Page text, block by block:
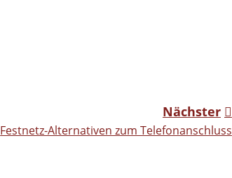
Nächster
Festnetz-Alternativen zum Telefonanschluss